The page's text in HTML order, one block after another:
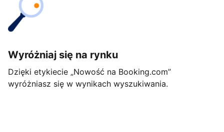
Wyróżniaj się na rynku
Dzięki etykiecie „Nowość na Booking.com”
wyróżniasz się w wynikach wyszukiwania.